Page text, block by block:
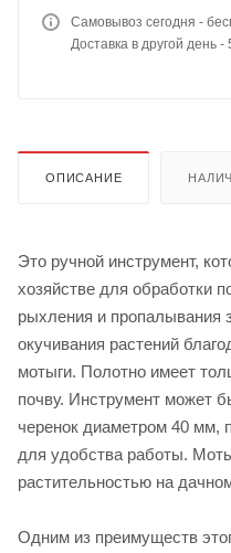
Самовывоз сегодня -
Доставка в другой день -
ОПИСАНИЕ
Это ручной инструмент,
хозяйстве для обработки
рыхления и пропалывания
окучивания растений
мотыги. Полотно имеет
почву. Инструмент может
черенок диаметром 40 мм,
для удобства работы.
растительностью на
Одним из преимуществ